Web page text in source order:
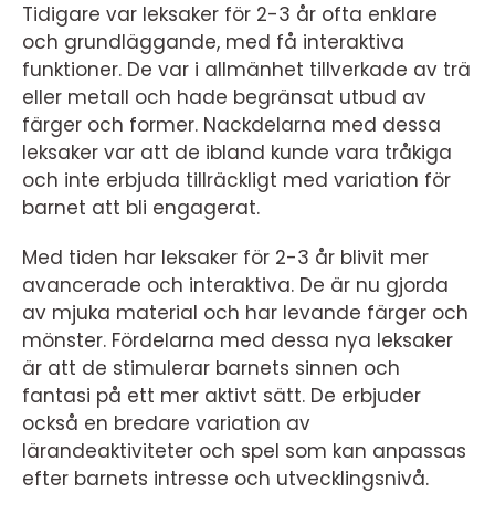
Tidigare var leksaker för 2-3 år ofta enklare
och grundläggande, med få interaktiva
funktioner. De var i allmänhet tillverkade av trä
eller metall och hade begränsat utbud av
färger och former. Nackdelarna med dessa
leksaker var att de ibland kunde vara tråkiga
och inte erbjuda tillräckligt med variation för
barnet att bli engagerat.
Med tiden har leksaker för 2-3 år blivit mer
avancerade och interaktiva. De är nu gjorda
av mjuka material och har levande färger och
mönster. Fördelarna med dessa nya leksaker
är att de stimulerar barnets sinnen och
fantasi på ett mer aktivt sätt. De erbjuder
också en bredare variation av
lärandeaktiviteter och spel som kan anpassas
efter barnets intresse och utvecklingsnivå.